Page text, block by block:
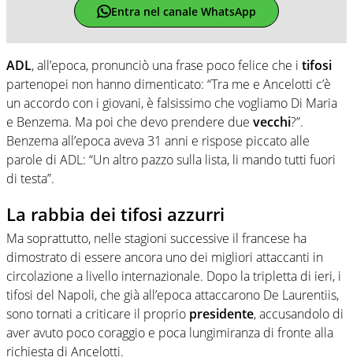
Entra nel canale WhatsApp
ADL, all’epoca, pronunciò una frase poco felice che i tifosi
partenopei non hanno dimenticato: “Tra me e Ancelotti c’è
un accordo con i giovani, è falsissimo che vogliamo Di Maria
e Benzema. Ma poi che devo prendere due vecchi?”.
Benzema all’epoca aveva 31 anni e rispose piccato alle
parole di ADL: “Un altro pazzo sulla lista, li mando tutti fuori
di testa”.
La rabbia dei tifosi azzurri
Ma soprattutto, nelle stagioni successive il francese ha
dimostrato di essere ancora uno dei migliori attaccanti in
circolazione a livello internazionale. Dopo la tripletta di ieri, i
tifosi del Napoli, che già all’epoca attaccarono De Laurentiis,
sono tornati a criticare il proprio presidente, accusandolo di
aver avuto poco coraggio e poca lungimiranza di fronte alla
richiesta di Ancelotti.